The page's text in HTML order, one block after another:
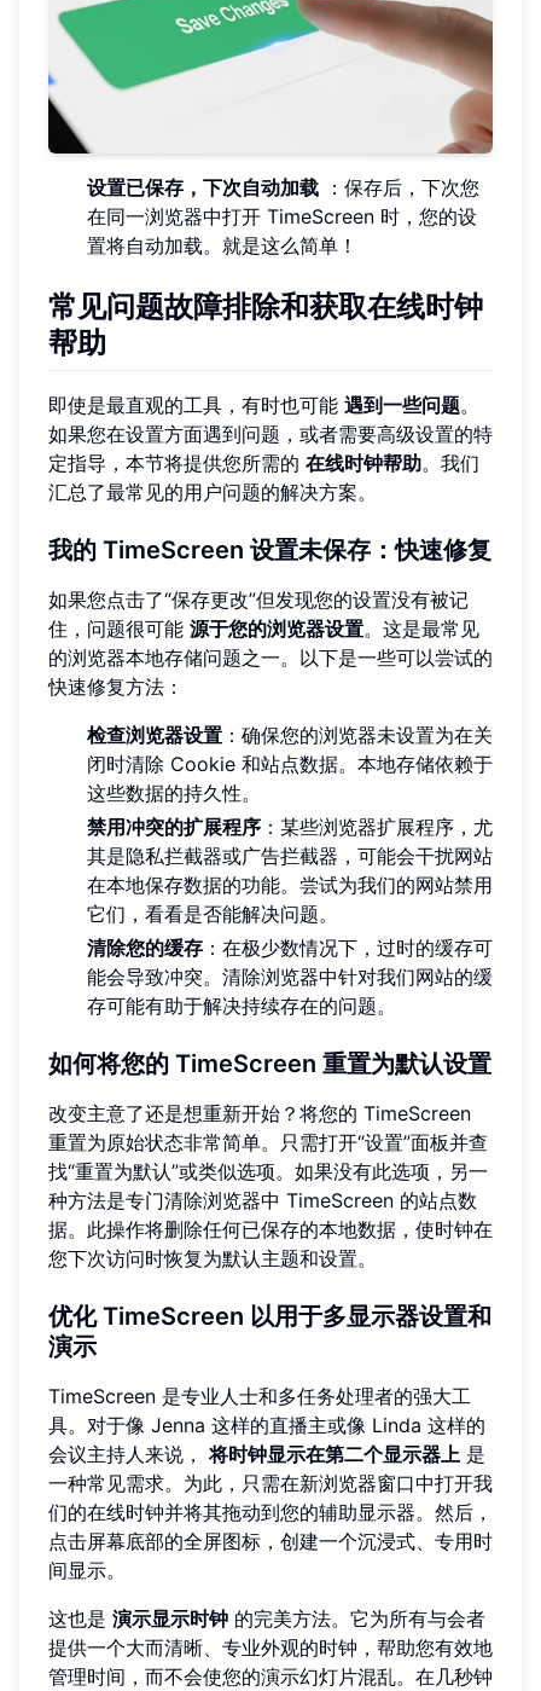
设置已保存，下次自动加载 ：保存后，下次您
在同一浏览器中打开 TimeScreen 时，您的设
置将自动加载。就是这么简单！
常见问题故障排除和获取在线时钟
帮助
即使是最直观的工具，有时也可能 遇到一些问题。
如果您在设置方面遇到问题，或者需要高级设置的特
定指导，本节将提供您所需的 在线时钟帮助。我们
汇总了最常见的用户问题的解决方案。
我的 TimeScreen 设置未保存：快速修复
如果您点击了“保存更改”但发现您的设置没有被记
住，问题很可能 源于您的浏览器设置。这是最常见
的浏览器本地存储问题之一。以下是一些可以尝试的
快速修复方法：
检查浏览器设置 ：确保您的浏览器未设置为在关
闭时清除 Cookie 和站点数据。本地存储依赖于
这些数据的持久性。
禁用冲突的扩展程序 ：某些浏览器扩展程序，尤
其是隐私拦截器或广告拦截器，可能会干扰网站
在本地保存数据的功能。尝试为我们的网站禁用
它们，看看是否能解决问题。
清除您的缓存 ：在极少数情况下，过时的缓存可
能会导致冲突。清除浏览器中针对我们网站的缓
存可能有助于解决持续存在的问题。
如何将您的 TimeScreen 重置为默认设置
改变主意了还是想重新开始？将您的 TimeScreen
重置为原始状态非常简单。只需打开“设置”面板并查
找“重置为默认”或类似选项。如果没有此选项，另一
种方法是专门清除浏览器中 TimeScreen 的站点数
据。此操作将删除任何已保存的本地数据，使时钟在
您下次访问时恢复为默认主题和设置。
优化 TimeScreen 以用于多显示器设置和
演示
TimeScreen 是专业人士和多任务处理者的强大工
具。对于像 Jenna 这样的直播主或像 Linda 这样的
会议主持人来说，将时钟显示在第二个显示器上 是
一种常见需求。为此，只需在新浏览器窗口中打开我
们的在线时钟并将其拖动到您的辅助显示器。然后，
点击屏幕底部的全屏图标，创建一个沉浸式、专用时
间显示。
这也是 演示显示时钟 的完美方法。它为所有与会者
提供一个大而清晰、专业外观的时钟，帮助您有效地
管理时间，而不会使您的演示幻灯片混乱。在几秒钟